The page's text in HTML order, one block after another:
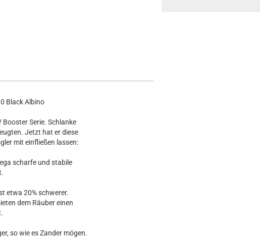
Black Albino
Serie. Schlanke
Jetzt hat er diese
mit einfließen lassen:
scharfe und stabile
etwa 20% schwerer.
dem Räuber einen
so wie es Zander mögen.